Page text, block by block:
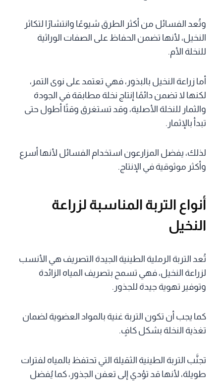
وتُعد الفسائل من أكثر الطرق شيوعًا وانتشارًا لتكاثر
النخيل، لأنها تضمن الحفاظ على الصفات الوراثية
للنخلة الأم.
أما زراعة النخيل بالبذور، فهي تعتمد على نوى التمر،
لكنها لا تضمن دائمًا إنتاج نخلة مطابقة في الجودة
والثمار للنخلة الأصلية، وقد تستغرق وقتًا أطول حتى
تبدأ بالإثمار.
لذلك، يفضل المزارعون استخدام الفسائل لأنها أسرع
وأكثر موثوقية في الإنتاج.
أنواع التربة المناسبة لزراعة
النخيل
تُعد التربة الرملية الطينية الجيدة التصريف هي الأنسب
لزراعة النخيل، فهي تسمح بتصريف المياه الزائدة
وتوفير تهوية جيدة للجذور.
كما يجب أن تكون التربة غنية بالمواد العضوية لضمان
تغذية النخلة بشكل كافٍ.
تجنَّب التربة الطينية الثقيلة التي تحتفظ بالمياه لفترات
طويلة، لأنها قد تؤدي إلى تعفن الجذور، كما يُفضل